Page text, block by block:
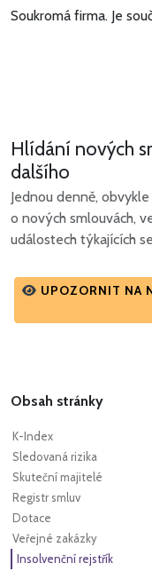
Soukromá firma. Je
Hlídání nových
dalšího
Jednou denně,
o nových smlouvách,
událostech týkajících
UPOZORNIT NA
Obsah stránky
K-Index
Sledovaná rizika
Skuteční majitelé
Registr smluv
Dotace
Veřejné zakázky
Insolvenční rejstřík